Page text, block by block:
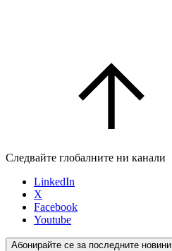
Следвайте глобалните ни канали
LinkedIn
X
Facebook
Youtube
Абонирайте се за последните новини